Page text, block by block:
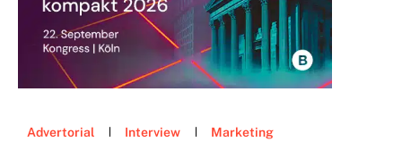
Advertorial Interview Marketing